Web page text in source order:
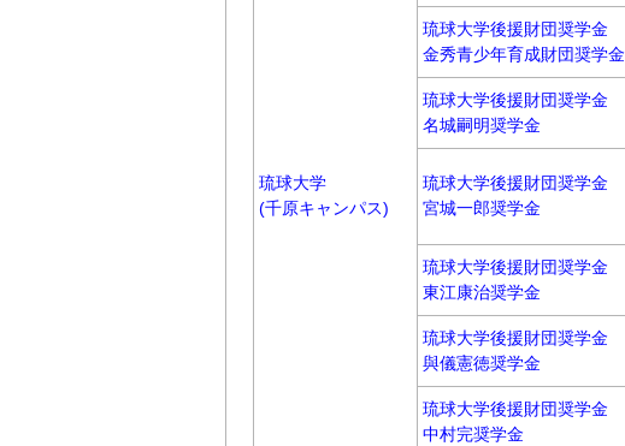
琉球大学
(千原キャンパス)
琉球大学後援財団奨学金
金秀青少年育成財団奨学金
琉球大学後援財団奨学金
名城嗣明奨学金
琉球大学後援財団奨学金
宮城一郎奨学金
琉球大学後援財団奨学金
東江康治奨学金
琉球大学後援財団奨学金
與儀憲徳奨学金
琉球大学後援財団奨学金
中村完奨学金